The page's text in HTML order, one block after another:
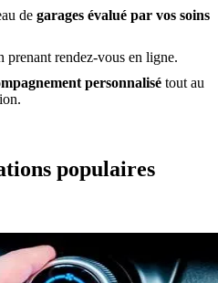
de garages évalué par vos soins
prenant rendez-vous en ligne.
personnalisé tout au
populaires